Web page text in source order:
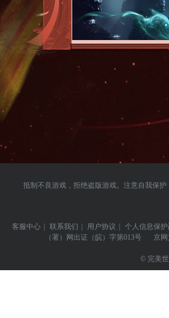
抵制不良游戏，拒绝盗版游戏。注意自我保护
客服中心 联系我们 用户协议 个人信息保护
（署）网出证（皖）字第013号
京网
© 完美世